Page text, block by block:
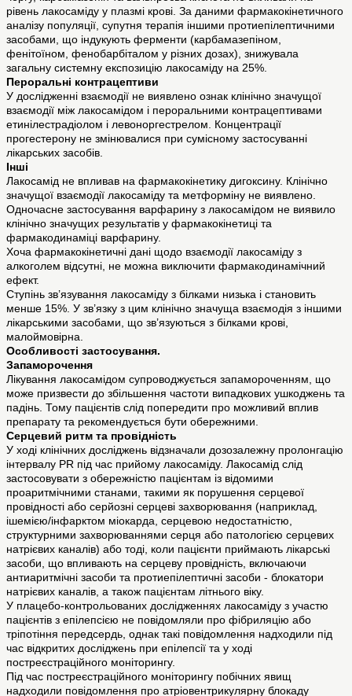
рівень лакосаміду у плазмі крові. За даними фармакокінетичного
аналізу популяції, супутня терапія іншими протиепілептичними
засобами, що індукують ферменти (карбамазепіном,
фенітоїном, фенобарбіталом у різних дозах), знижувала
загальну системну експозицію лакосаміду на 25%.
Пероральні контрацептиви
У дослідженні взаємодії не виявлено ознак клінічно значущої
взаємодії між лакосамідом і пероральними контрацептивами
етинілестрадіолом і левоноргестрелом. Концентрації
прогестерону не змінювалися при сумісному застосуванні
лікарських засобів.
Інші
Лакосамід не впливав на фармакокінетику дигоксину. Клінічно
значущої взаємодії лакосаміду та метформіну не виявлено.
Одночасне застосування варфарину з лакосамідом не виявило
клінічно значущих результатів у фармакокінетиці та
фармакодинаміці варфарину.
Хоча фармакокінетичні дані щодо взаємодії лакосаміду з
алкоголем відсутні, не можна виключити фармакодинамічний
ефект.
Ступінь зв’язування лакосаміду з білками низька і становить
менше 15%. У зв’язку з цим клінічно значуща взаємодія з іншими
лікарськими засобами, що зв’язуються з білками крові,
малоймовірна.
Особливості застосування.
Запаморочення
Лікування лакосамідом супроводжується запамороченням, що
може призвести до збільшення частоти випадкових ушкоджень та
падінь. Тому пацієнтів слід попередити про можливий вплив
препарату та рекомендується бути обережними.
Серцевий ритм та провідність
У ході клінічних досліджень відзначали дозозалежну пролонгацію
інтервалу PR під час прийому лакосаміду. Лакосамід слід
застосовувати з обережністю пацієнтам із відомими
проаритмічними станами, такими як порушення серцевої
провідності або серйозні серцеві захворювання (наприклад,
ішемією/інфарктом міокарда, серцевою недостатністю,
структурними захворюваннями серця або патологією серцевих
натрієвих каналів) або тоді, коли пацієнти приймають лікарські
засоби, що впливають на серцеву провідність, включаючи
антиаритмічні засоби та протиепілептичні засоби - блокатори
натрієвих каналів, а також пацієнтам літнього віку.
У плацебо-контрольованих дослідженнях лакосаміду з участю
пацієнтів з епілепсією не повідомляли про фібриляцію або
тріпотіння передсердь, однак такі повідомлення надходили під
час відкритих досліджень при епілепсії та у ході
постреєстраційного моніторингу.
Під час постреєстраційного моніторингу побічних явищ
надходили повідомлення про атріовентрикулярну блокаду